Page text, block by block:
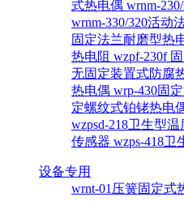
式热电偶 wrnm-
wrnm-330/320活动
固定法兰耐磨型热
热电阻 wzpf-230f
无固定装置式防腐
热电偶 wrp-430固
定螺纹式铂铑热电
wzpsd-218卫生型
传感器 wzps-418卫
设备专用
wrnt-01压簧固定式